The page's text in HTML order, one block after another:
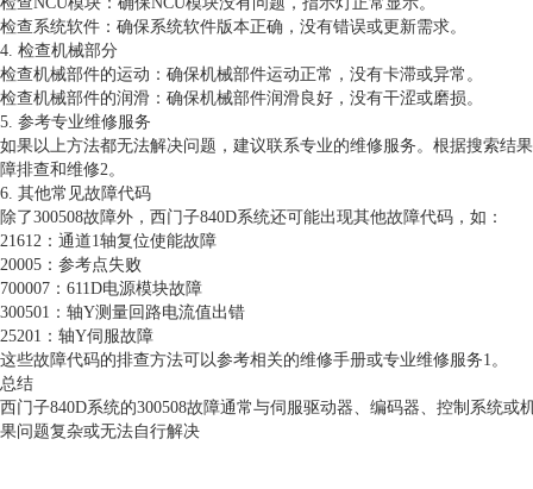
检查系统软件：确保系统软件版本正确，没有错误或更新需求。
4. 检查机械部分
检查机械部件的运动：确保机械部件运动正常，没有卡滞或异常。
检查机械部件的润滑：确保机械部件润滑良好，没有干涩或磨损。
5. 参考专业维修服务
如果以上方法都无法解决问题，建议联系专业的维修服务。根据搜索结
障排查和维修2。
6. 其他常见故障代码
除了300508故障外，西门子840D系统还可能出现其他故障代码，如：
21612：通道1轴复位使能故障
20005：参考点失败
700007：611D电源模块故障
300501：轴Y测量回路电流值出错
25201：轴Y伺服故障
这些故障代码的排查方法可以参考相关的维修手册或专业维修服务1。
总结
西门子840D系统的300508故障通常与伺服驱动器、编码器、控制系统
果问题复杂或无法自行解决